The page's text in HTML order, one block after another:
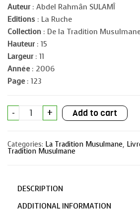
Auteur : Abdel Rahmân SULAMÎ
Editions : La Ruche
Collection : De la Tradition
Hauteur : 15
Largeur : 11
Année: 2006
Page: 123
- La
guérison
de
+ Add to cart
Categories: La Tradition Musulmane,
Tradition Musulmane
DESCRIPTION
ADDITIONAL INFORMATION